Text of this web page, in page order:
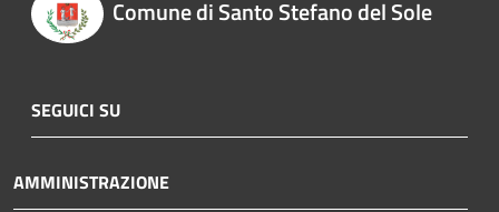
Comune di Santo Stefano del Sole
SEGUICI SU
AMMINISTRAZIONE